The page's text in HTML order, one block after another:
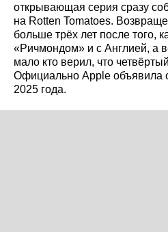
открывающая серия сразу
на Rotten Tomatoes.
больше трёх лет после того,
«Ричмондом» и с Англией, а
мало кто верил, что
Официально Apple объявила
2025 года.